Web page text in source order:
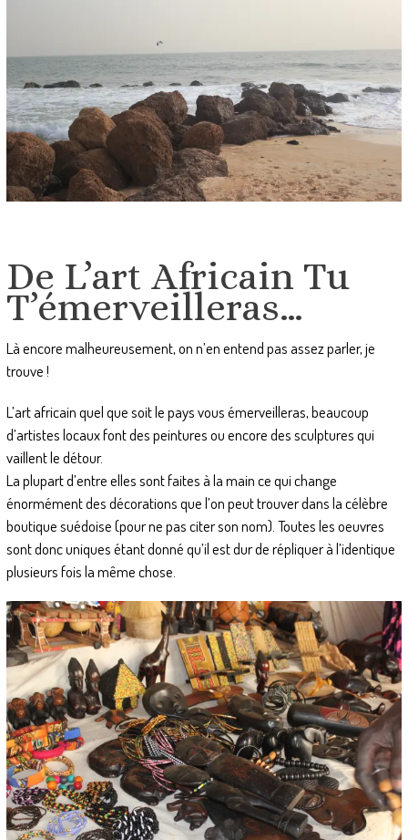
De L’art Africain Tu
T’émerveilleras…
Là encore malheureusement, on n’en entend pas assez parler, je
trouve !
L’art africain quel que soit le pays vous émerveilleras, beaucoup
d’artistes locaux font des peintures ou encore des sculptures qui
vaillent le détour.
La plupart d’entre elles sont faites à la main ce qui change
énormément des décorations que l’on peut trouver dans la célèbre
boutique suédoise (pour ne pas citer son nom). Toutes les oeuvres
sont donc uniques étant donné qu’il est dur de répliquer à l’identique
plusieurs fois la même chose.